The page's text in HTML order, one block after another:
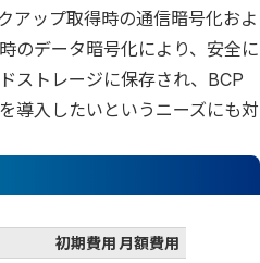
アップ取得時の通信暗号化およ
のデータ暗号化により、安全に
ストレージに保存され、BCP
導入したいというニーズにも対
初期費用 月額費用